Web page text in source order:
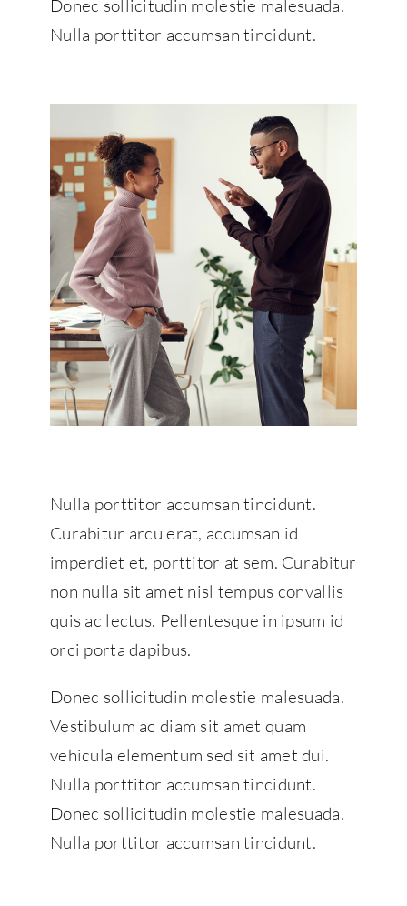
Donec sollicitudin molestie malesuada.
Nulla porttitor accumsan tincidunt.
Nulla porttitor accumsan tincidunt.
Curabitur arcu erat, accumsan id
imperdiet et, porttitor at sem. Curabitur
non nulla sit amet nisl tempus convallis
quis ac lectus. Pellentesque in ipsum id
orci porta dapibus.
Donec sollicitudin molestie malesuada.
Vestibulum ac diam sit amet quam
vehicula elementum sed sit amet dui.
Nulla porttitor accumsan tincidunt.
Donec sollicitudin molestie malesuada.
Nulla porttitor accumsan tincidunt.